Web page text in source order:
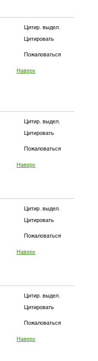
Цитир. выдел.
Цитировать
Пожаловаться
Наверх
Цитир. выдел.
Цитировать
Пожаловаться
Наверх
Цитир. выдел.
Цитировать
Пожаловаться
Наверх
Цитир. выдел.
Цитировать
Пожаловаться
Наверх